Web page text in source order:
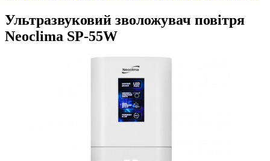
Ультразвуковий зволожувач повітря
Neoclima SP-55W